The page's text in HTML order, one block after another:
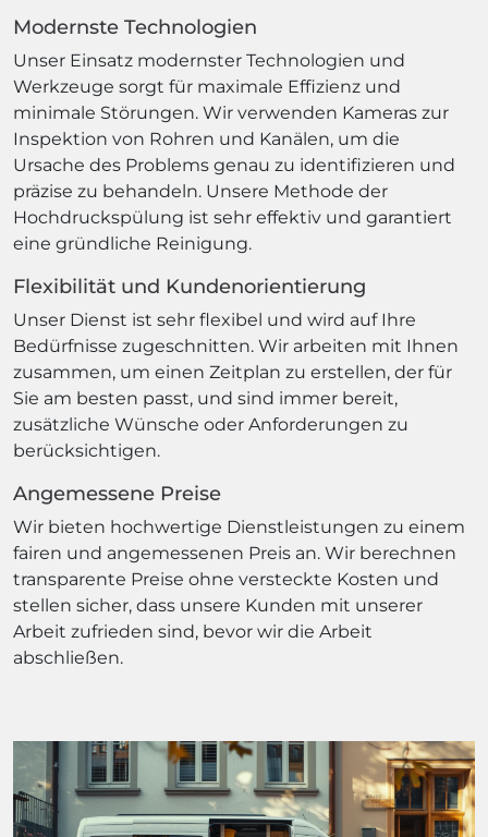
Modernste Technologien
Unser Einsatz modernster Technologien und
Werkzeuge sorgt für maximale Effizienz und
minimale Störungen. Wir verwenden Kameras zur
Inspektion von Rohren und Kanälen, um die
Ursache des Problems genau zu identifizieren und
präzise zu behandeln. Unsere Methode der
Hochdruckspülung ist sehr effektiv und garantiert
eine gründliche Reinigung.
Flexibilität und Kundenorientierung
Unser Dienst ist sehr flexibel und wird auf Ihre
Bedürfnisse zugeschnitten. Wir arbeiten mit Ihnen
zusammen, um einen Zeitplan zu erstellen, der für
Sie am besten passt, und sind immer bereit,
zusätzliche Wünsche oder Anforderungen zu
berücksichtigen.
Angemessene Preise
Wir bieten hochwertige Dienstleistungen zu einem
fairen und angemessenen Preis an. Wir berechnen
transparente Preise ohne versteckte Kosten und
stellen sicher, dass unsere Kunden mit unserer
Arbeit zufrieden sind, bevor wir die Arbeit
abschließen.